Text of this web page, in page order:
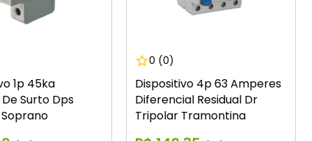
1p 45ka
Surto Dps
0 (0)
Dispositivo 4p 63 Amperes
Diferencial Residual Dr
Tripolar Tramontina